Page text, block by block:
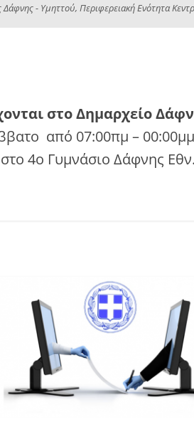
- Υμηττού, Περιφερειακή Ενότητα
στο Δημαρχείο
από 07:00πμ –
4ο Γυμνάσιο Δάφνης